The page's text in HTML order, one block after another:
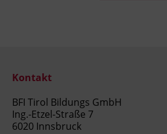
Kontakt
BFI Tirol Bildungs GmbH
Ing.-Etzel-Straße 7
6020 Innsbruck